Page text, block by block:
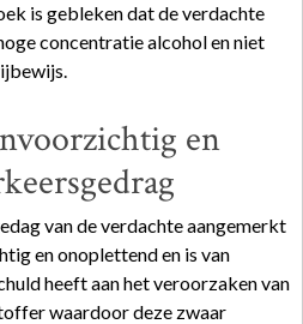
is gebleken dat de verdachte
concentratie alcohol en niet
en
van de verdachte aangemerkt
en onoplettend en is van
heeft aan het veroorzaken van
waardoor deze zwaar